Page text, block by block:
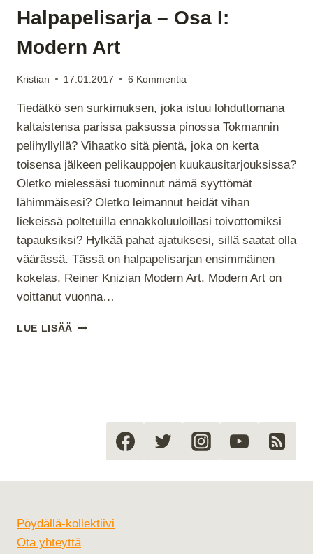
Halpapelisarja – Osa I:
Modern Art
Kristian 17.01.2017 6 Kommentia
Tiedätkö sen surkimuksen, joka istuu lohduttomana
kaltaistensa parissa paksussa pinossa Tokmannin
pelihyllyllä? Vihaatko sitä pientä, joka on kerta
toisensa jälkeen pelikauppojen kuukausitarjouksissa?
Oletko mielessäsi tuominnut nämä syyttömät
lähimmäisesi? Oletko leimannut heidät vihan
liekeissä poltetuilla ennakkoluuloillasi toivottomiksi
tapauksiksi? Hylkää pahat ajatuksesi, sillä saatat olla
väärässä. Tässä on halpapelisarjan ensimmäinen
kokelas, Reiner Knizian Modern Art. Modern Art on
voittanut vuonna…
LUE LISÄÄ HALPAPELISARJA
Pöydällä-kollektiivi
Ota yhteyttä